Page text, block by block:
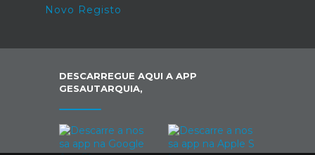
Novo Registo
DESCARREGUE AQUI A APP
GESAUTARQUIA,